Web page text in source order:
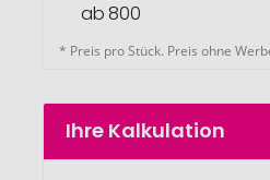
ab 800
* Preis pro Stück. Preis ohne
Ihre Kalkulation